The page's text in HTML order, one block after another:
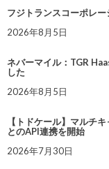
フジトランスコーポレ
2026年8月5日
ネバーマイル：TGR
した
2026年8月5日
【トドケール】マルチ
とのAPI連携を開始
2026年7月30日